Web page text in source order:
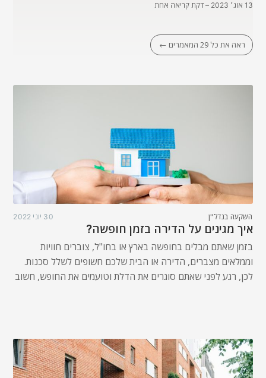
13 אוג׳ 2023 – דקת קריאה אחת
ראה את כל 29 המאמרים ←
השקעה בנדל"ן 30 יוני 2022
איך מגינים על הדירה בזמן חופשה?
בזמן שאתם מבלים בחופשה בארץ או בחו"ל, צוברים חוויות
וממלאים מצברים, הדירה או הבית שלכם חשופים לשלל סכנות.
לכן, רגע לפני שאתם סוגרים את הדלת וטועמים את החופש, חשוב